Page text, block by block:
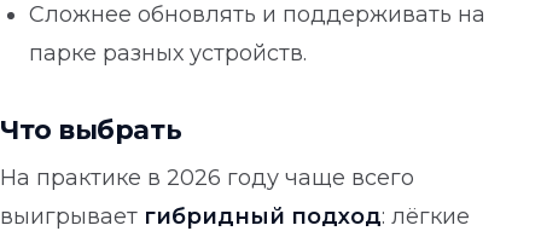
Сложнее обновлять и поддерживать на
парке разных устройств.
Что выбрать
На практике в 2026 году чаще всего
выигрывает гибридный подход: лёгкие